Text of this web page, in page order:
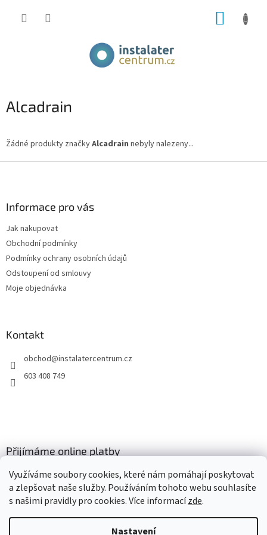
Využíváme soubory cookies, které nám pomáhají poskytovat
a zlepšovat naše služby. Používáním tohoto webu souhlasíte
s našimi pravidly pro cookies. Více informacízde.
Nastavení
Alcadrain
Žádné produkty značkyAlcadrain nebyly nalezeny...
Informace pro vás
Jak nakupovat
Obchodní podmínky
Podmínky ochrany osobních údajů
Odstoupení od smlouvy
Moje objednávka
Kontakt
obchod@instalatercentrum.cz
603 408 749
Přijímáme online platby